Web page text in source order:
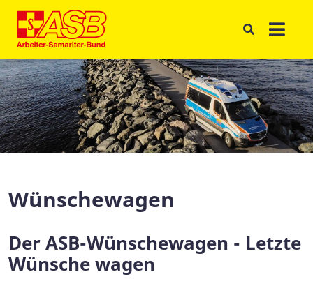
Wünschewagen
Der ASB-Wünschewagen - Letzte
Wünsche wagen